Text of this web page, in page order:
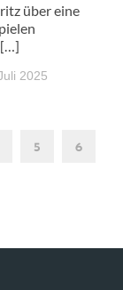
über eine
[…]
2025
5 6